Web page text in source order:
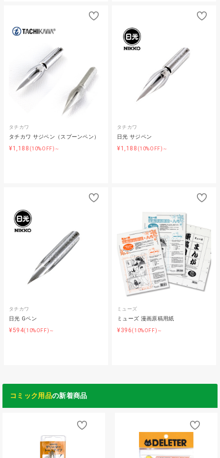
タチカワ
タチカワ サジペン（スプーンペン）
¥1,188 (10%OFF)～
タチカワ
日光 サジペン
¥1,188 (10%OFF)～
タチカワ
日光 Gペン
¥594(10%OFF)～
ミューズ
ミューズ 漫画原稿用紙
¥396(10%OFF)～
コミック用品の新着商品